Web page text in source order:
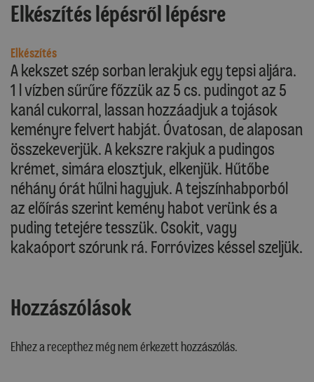
Elkészítés lépésről lépésre
Elkészítés
A kekszet szép sorban lerakjuk egy tepsi aljára.
1 l vízben sűrűre főzzük az 5 cs. pudingot az 5
kanál cukorral, lassan hozzáadjuk a tojások
keményre felvert habját. Óvatosan, de alaposan
összekeverjük. A kekszre rakjuk a pudingos
krémet, simára elosztjuk, elkenjük. Hűtőbe
néhány órát hűlni hagyjuk. A tejszínhabporból
az előírás szerint kemény habot verünk és a
puding tetejére tesszük. Csokit, vagy
kakaóport szórunk rá. Forróvizes késsel szeljük.
Hozzászólások
Ehhez a recepthez még nem érkezett hozzászólás.